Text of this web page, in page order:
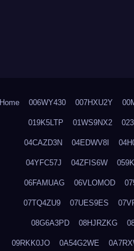
Home 006WY430 007HXU2Y
019K5LTP 01WS9NX2
04CAZD3N 04EDWV8I
04YFC57J 04ZFIS6W
06FAMUAG 06VLOMOD
07TQ4ZU9 07UES9ES
08G6A3PD 08HJRZKG
09RKK0JO 0A54G2WE